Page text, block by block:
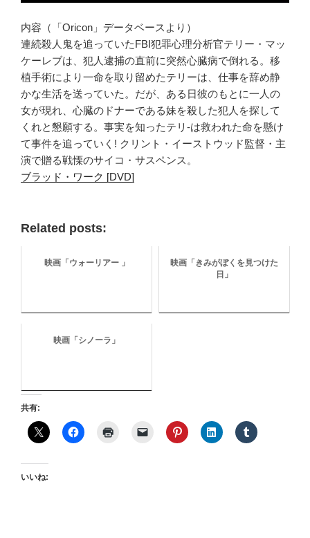
内容（「Oricon」データベースより）
連続殺人鬼を追っていたFBI犯罪心理分析官テリー・マッ
ケーレブは、犯人逮捕の直前に突然心臓病で倒れる。移
植手術により一命を取り留めたテリーは、仕事を辞め静
かな生活を送っていた。だが、ある日彼のもとに一人の
女が現れ、心臓のドナーである妹を殺した犯人を探して
くれと懇願する。事実を知ったテリ-は救われた命を懸け
て事件を追っていく! クリント・イーストウッド監督・主
演で贈る戦慄のサイコ・サスペンス。
ブラッド・ワーク [DVD]
Related posts:
映画「ウォーリアー 」
映画「きみがぼくを見つけた
日」
映画「シノーラ」
共有:
いいね: